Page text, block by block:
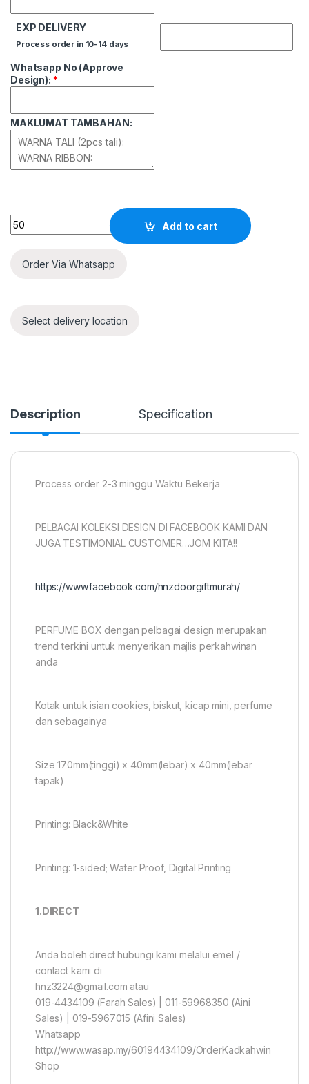
EXP DELIVERY
Process order in 10-14 days
Whatsapp No (Approve
Design): *
MAKLUMAT TAMBAHAN:
Quantity
Add to cart
Order Via Whatsapp
Select delivery location
Description Specification
Process order 2-3 minggu Waktu Bekerja
PELBAGAI KOLEKSI DESIGN DI FACEBOOK KAMI DAN
JUGA TESTIMONIAL CUSTOMER…JOM KITA!!
https://www.facebook.com/hnzdoorgiftmurah/
PERFUME BOX dengan pelbagai design merupakan
trend terkini untuk menyerikan majlis perkahwinan
anda
Kotak untuk isian cookies, biskut, kicap mini, perfume
dan sebagainya
Size 170mm(tinggi) x 40mm(lebar) x 40mm(lebar
tapak)
Printing: Black&White
Printing: 1-sided; Water Proof, Digital Printing
1.DIRECT
Anda boleh direct hubungi kami melalui emel /
contact kami di
hnz3224@gmail.com atau
019-4434109 (Farah Sales) | 011-59968350 (Aini
Sales) | 019-5967015 (Afini Sales)
Whatsapp
http://www.wasap.my/60194434109/OrderKadkahwin
Shop